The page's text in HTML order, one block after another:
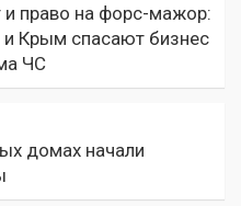
право на форс-мажор:
и Крым спасают бизнес
ЧС
домах начали